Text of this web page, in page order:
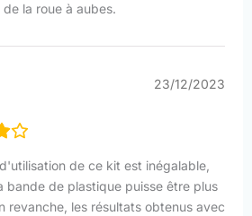
la roue à aubes.
23/12/2023
de ce kit est inégalable,
bande de plastique puisse être plus
revanche, les résultats obtenus avec